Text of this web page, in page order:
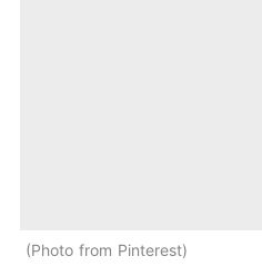
Photo from Pinterest